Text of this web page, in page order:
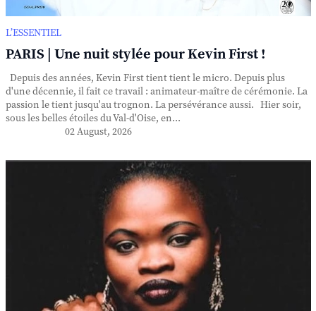
L’ESSENTIEL
PARIS | Une nuit stylée pour Kevin First !
Depuis des années, Kevin First tient tient le micro. Depuis plus
d'une décennie, il fait ce travail : animateur-maître de cérémonie. La
passion le tient jusqu'au trognon. La persévérance aussi. Hier soir,
sous les belles étoiles du Val-d'Oise, en...
02 August, 2026